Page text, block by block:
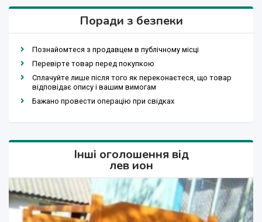
Поради з безпеки
Познайомтеся з продавцем в публічному місці
Перевірте товар перед покупкою
Сплачуйте лише після того як переконаєтеся, що товар
відповідає опису і вашим вимогам
Бажано провести операцію при свідках
Інші оголошення від
лев ион